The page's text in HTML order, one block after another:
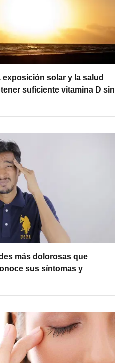
solar y la salud
suficiente vitamina D sin
más dolorosas que
sus síntomas y